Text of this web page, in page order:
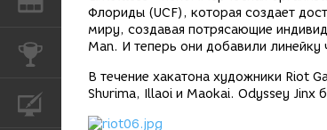
КОНКУРСЫ
КУРСЫ
Флориды (UCF), которая создает
миру, создавая потрясающие
Man. И теперь они добавили
В течение хакатона художники Riot
Shurima, Illaoi и Maokai. Odyssey Jinx